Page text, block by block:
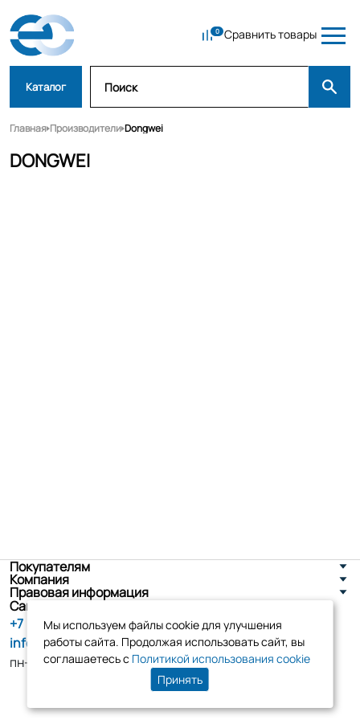
Сравнить товары
Каталог
Главная Производители Dongwei
DONGWEI
Покупателям
Компания
Правовая информация
Санкт-Петербург, ул. Новоселов д. 8
+7 (800) 555-86-90
info@tk-elko.ru
пн-пт, 10:00 - 18:00
Мы используем файлы cookie для улучшения
работы сайта. Продолжая использовать сайт, вы
соглашаетесь с Политикой использования cookie
Принять